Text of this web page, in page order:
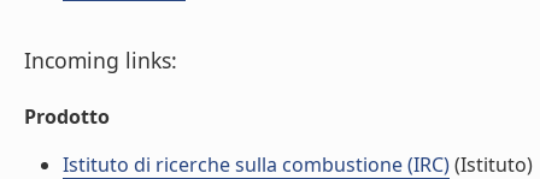
Incoming links:
Prodotto
Istituto di ricerche sulla combustione (IRC)(Istituto)